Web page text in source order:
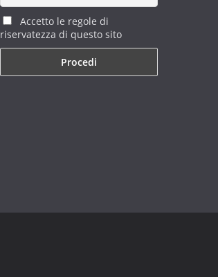
Accetto le regole di
riservatezza di questo sito